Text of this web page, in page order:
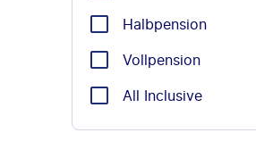
Halbpension
Vollpension
All Inclusive